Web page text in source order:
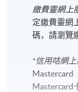
繳費靈網上
定繳費靈網
碼，請瀏覽
*信用咭網
Mastercard
Mastercard